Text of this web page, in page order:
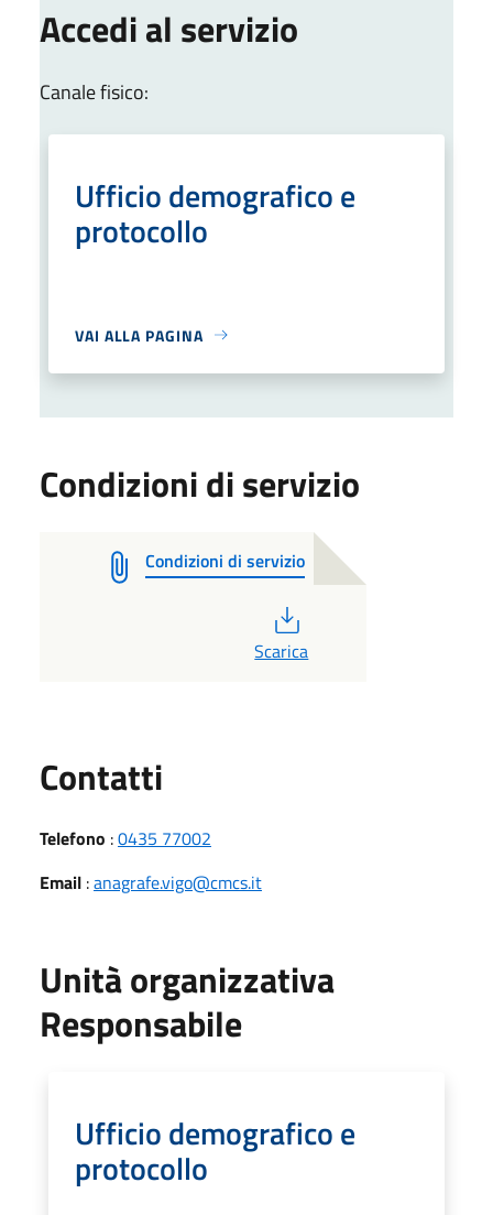
Accedi al servizio
Canale fisico:
Ufficio demografico e
protocollo
VAI ALLA PAGINA
Condizioni di servizio
Condizioni di servizio
Scarica
Contatti
Telefono :0435 77002
Email :anagrafe.vigo@cmcs.it
Unità organizzativa
Responsabile
Ufficio demografico e
protocollo